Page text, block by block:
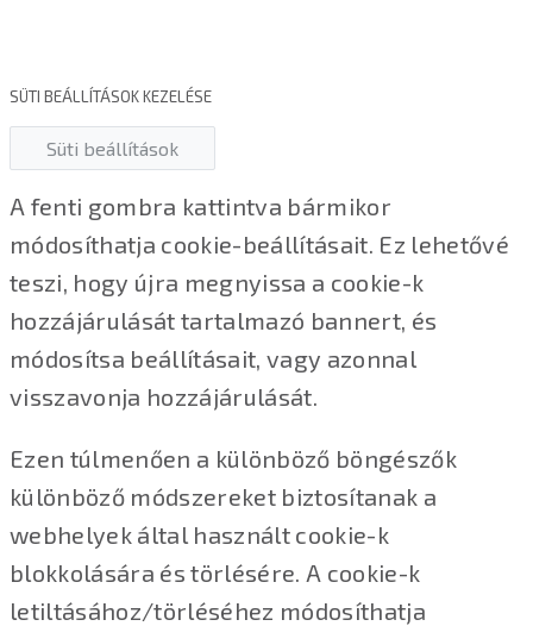
SÜTI BEÁLLÍTÁSOK KEZELÉSE
Süti beállítások
A fenti gombra kattintva bármikor
módosíthatja cookie-beállításait. Ez lehetővé
teszi, hogy újra megnyissa a cookie-k
hozzájárulását tartalmazó bannert, és
módosítsa beállításait, vagy azonnal
visszavonja hozzájárulását.
Ezen túlmenően a különböző böngészők
különböző módszereket biztosítanak a
webhelyek által használt cookie-k
blokkolására és törlésére. A cookie-k
letiltásához/törléséhez módosíthatja